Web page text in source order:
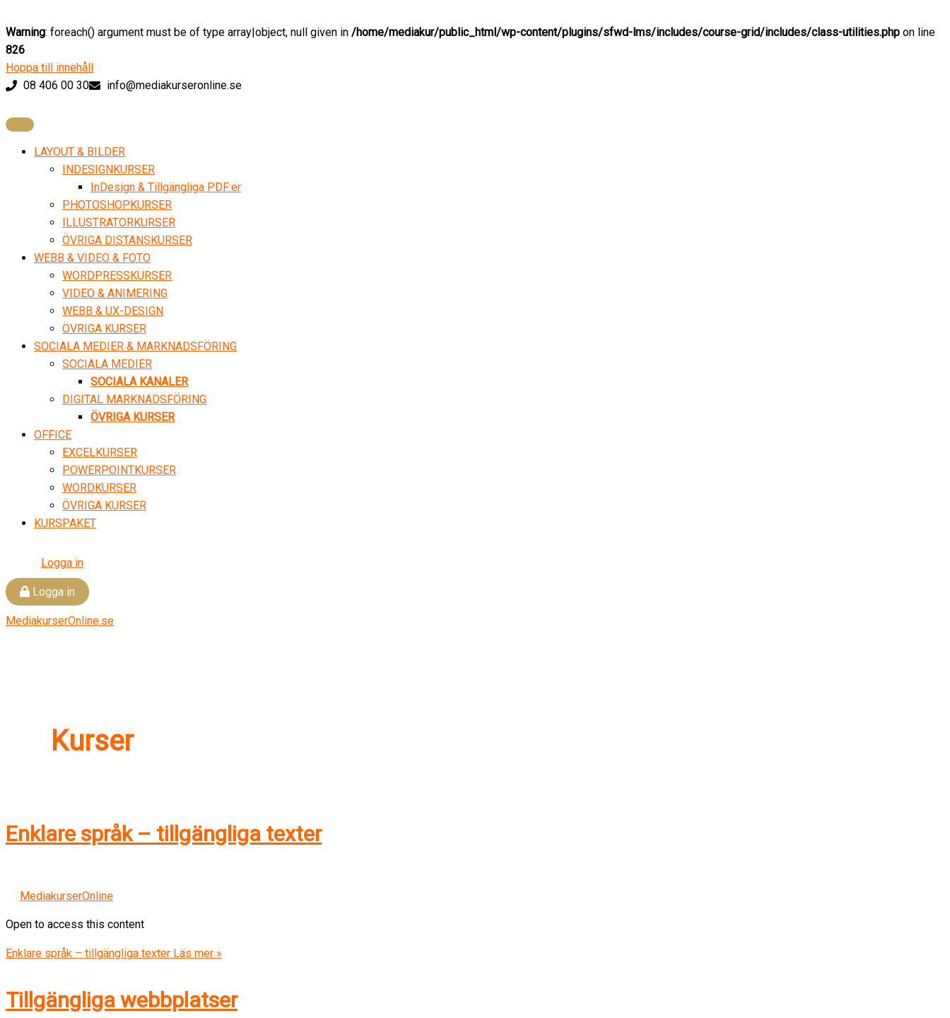
Warning: foreach() argument must be of type array|object, null given in /home/mediakur/public_html/wp-content/plugins/sfwd-lms/includes/course-grid/includes/class-utilities.php on line
826
Hoppa till innehåll
08 406 00 30
info@mediakurseronline.se
LAYOUT & BILDER
INDESIGNKURSER
InDesign & Tillgängliga PDF:er
PHOTOSHOPKURSER
ILLUSTRATORKURSER
ÖVRIGA DISTANSKURSER
WEBB & VIDEO & FOTO
WORDPRESSKURSER
VIDEO & ANIMERING
WEBB & UX-DESIGN
ÖVRIGA KURSER
SOCIALA MEDIER & MARKNADSFÖRING
SOCIALA MEDIER
SOCIALA KANALER
DIGITAL MARKNADSFÖRING
ÖVRIGA KURSER
OFFICE
EXCELKURSER
POWERPOINTKURSER
WORDKURSER
ÖVRIGA KURSER
KURSPAKET
Logga in
Logga in
MediakurserOnline.se
Kurser
Enklare språk – tillgängliga texter
MediakurserOnline
Open to access this content
Enklare språk – tillgängliga texter Läs mer »
Tillgängliga webbplatser